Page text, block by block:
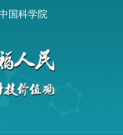
国科学院